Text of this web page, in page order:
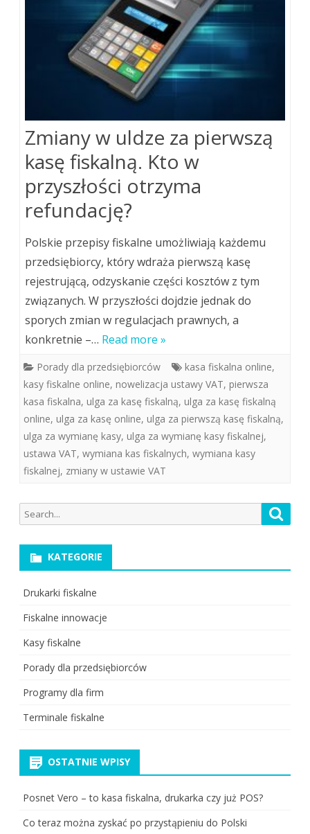
Zmiany w uldze za pierwszą
kasę fiskalną. Kto w
przyszłości otrzyma
refundację?
Polskie przepisy fiskalne umożliwiają każdemu
przedsiębiorcy, który wdraża pierwszą kasę
rejestrującą, odzyskanie części kosztów z tym
związanych. W przyszłości dojdzie jednak do
sporych zmian w regulacjach prawnych, a
konkretnie –… Read more »
Porady dla przedsiębiorców kasa fiskalna online,
kasy fiskalne online, nowelizacja ustawy VAT, pierwsza
kasa fiskalna, ulga za kasę fiskalną, ulga za kasę fiskalną
online, ulga za kasę online, ulga za pierwszą kasę fiskalną,
ulga za wymianę kasy, ulga za wymianę kasy fiskalnej,
ustawa VAT, wymiana kas fiskalnych, wymiana kasy
fiskalnej, zmiany w ustawie VAT
Search
for:
KATEGORIE
Drukarki fiskalne
Fiskalne innowacje
Kasy fiskalne
Porady dla przedsiębiorców
Programy dla firm
Terminale fiskalne
OSTATNIE WPISY
Posnet Vero – to kasa fiskalna, drukarka czy już POS?
Co teraz można zyskać po przystąpieniu do Polski